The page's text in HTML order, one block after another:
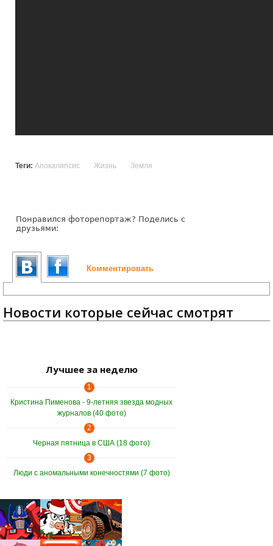
Теги: Апокалипсис Жизнь Земля
Понравился фоторепортаж? Поделись с
друзьями:
Комментировать
Новости которые сейчас смотрят
Лучшее за неделю
1
Кристина Пименова - 9-летняя звезда модных
журналов (40 фото)
2
Черная пятница в США (18 фото)
3
Люди с аномальными конечностями (7 фото)